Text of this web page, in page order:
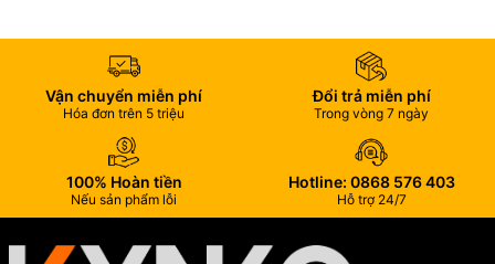
Vận chuyển miễn phí
Hóa đơn trên 5 triệu
Đổi trả miễn phí
Trong vòng 7 ngày
100% Hoàn tiền
Nếu sản phẩm lỗi
Hotline: 0868 576 403
Hỗ trợ 24/7